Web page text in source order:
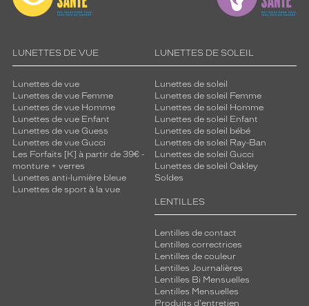
LUNETTES DE VUE
Lunettes de vue
Lunettes de vue Femme
Lunettes de vue Homme
Lunettes de vue Enfant
Lunettes de vue Guess
Lunettes de vue Gucci
Les Forfaits [K] à partir de 39€ -
monture + verres
Lunettes anti-lumière bleue
Lunettes de sport à la vue
LUNETTES DE SOLEIL
Lunettes de soleil
Lunettes de soleil Femme
Lunettes de soleil Homme
Lunettes de soleil Enfant
Lunettes de soleil bébé
Lunettes de soleil Ray-Ban
Lunettes de soleil Gucci
Lunettes de soleil Oakley
Soldes
LENTILLES
Lentilles de contact
Lentilles correctrices
Lentilles de couleur
Lentilles Journalières
Lentilles Bi Mensuelles
Lentilles Mensuelles
Produits d'entretien